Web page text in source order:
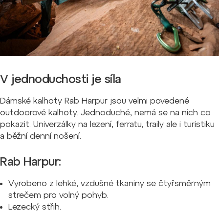
V jednoduchosti je síla
Dámské kalhoty Rab Harpur jsou velmi povedené
outdoorové kalhoty. Jednoduché, nemá se na nich co
pokazit. Univerzálky na lezení, ferratu, traily ale i turistiku
a běžní denní nošení.
Rab Harpur:
Vyrobeno z lehké, vzdušné tkaniny se čtyřsměrným
strečem pro volný pohyb.
Lezecký střih.